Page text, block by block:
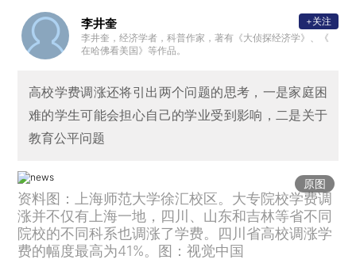
李井奎
李井奎，经济学者，科普作家，著有《大侦探经济学》、《
在哈佛看美国》等作品。
+关注
高校学费调涨还将引出两个问题的思考，一是家庭困
难的学生可能会担心自己的学业受到影响，二是关于
教育公平问题
原图
资料图：上海师范大学徐汇校区。大专院校学费调
涨并不仅有上海一地，四川、山东和吉林等省不同
院校的不同科系也调涨了学费。四川省高校调涨学
费的幅度最高为41%。图：视觉中国